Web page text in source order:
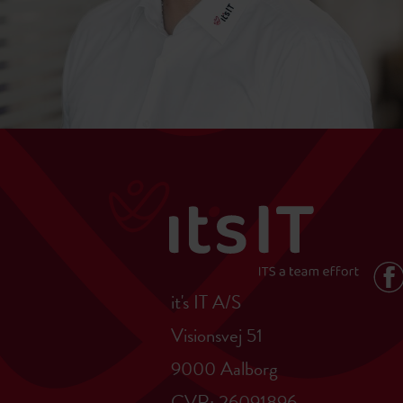
it's IT A/S
Visionsvej 51
9000 Aalborg